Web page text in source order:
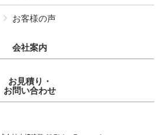
お客様の声
会社案内
お見積り・
お問い合わせ